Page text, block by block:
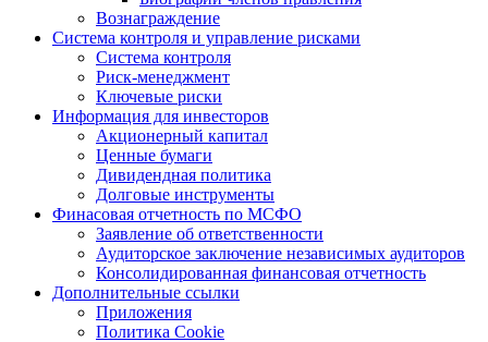
Вознаграждение
Система контроля и управление рисками
Система контроля
Риск-менеджмент
Ключевые риски
Информация для инвесторов
Акционерный капитал
Ценные бумаги
Дивидендная политика
Долговые инструменты
Финасовая отчетность по МСФО
Заявление об ответственности
Аудиторское заключение независимых аудиторов
Консолидированная финансовая отчетность
Дополнительные ссылки
Приложения
Политика Cookie